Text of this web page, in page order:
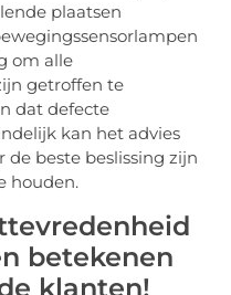
plaatsen
om alle
getroffen te
dat defecte
kan het advies
beste beslissing zijn
houden.
betekenen
klanten!